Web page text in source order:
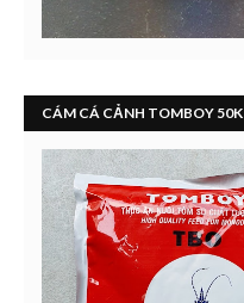
CÁM CÁ CẢNH TOMBOY 50K